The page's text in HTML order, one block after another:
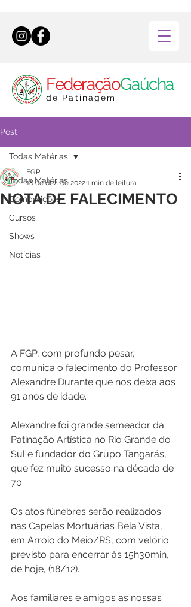
FederaçãoGaúcha
de Patinagem
Post
Todas Matérias
Competições
Cursos
Shows
Notícias
Todas Matérias
NOTA DE FALECIMENTO
FGP
18 de dez. de 20221 min de leitura
A FGP, com profundo pesar,
comunica o falecimento do Professor
Alexandre Durante que nos deixa aos
91 anos de idade.
Alexandre foi grande semeador da
Patinação Artística no Rio Grande do
Sul e fundador do Grupo Tangarás,
que fez muito sucesso na década de
70.
Os atos fúnebres serão realizados
nas Capelas Mortuárias Bela Vista,
em Arroio do Meio/RS, com velório
previsto para encerrar às 15h30min,
de hoje, (18/12).
Aos familiares e amigos as nossas